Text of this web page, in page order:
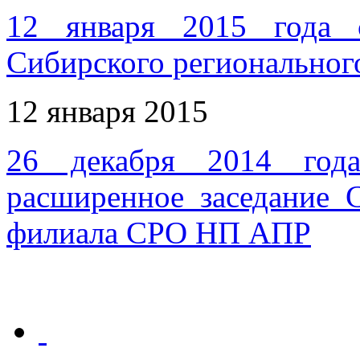
12 января 2015 года
Сибирского
12 января 2015
26 декабря 2014
расширенное заседание
филиала СРО НП АПР